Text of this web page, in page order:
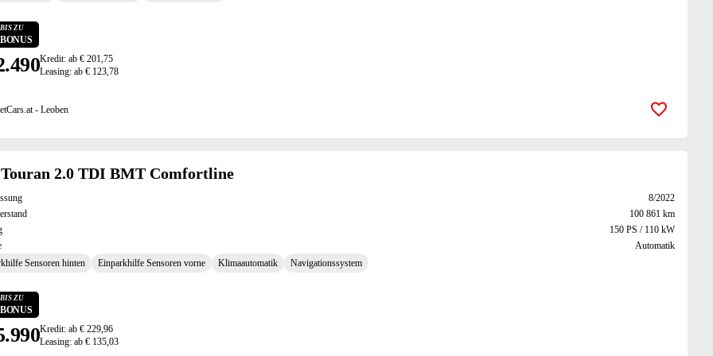
ZU
Kredit: ab € 201,75
Leasing: ab € 123,78
- Leoben Zur
2.0 TDI BMT Comfortline
8/2022
100 861 km
150 PS / 110 kW
Automatik
Sensoren hinten
Einparkhilfe Sensoren vorne Klimaautomatik Navigationssystem
ZU
Kredit: ab € 229,96
Leasing: ab € 135,03